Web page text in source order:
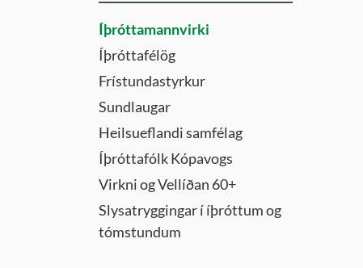
Íþróttamannvirki
Íþróttafélög
Frístundastyrkur
Sundlaugar
Heilsueflandi samfélag
Íþróttafólk Kópavogs
Virkni og Vellíðan 60+
Slysatryggingar í íþróttum og
tómstundum